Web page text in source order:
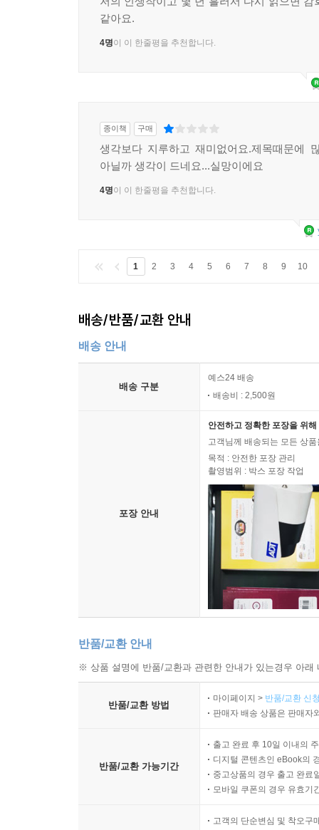
같아요.
4명이 이 한줄평을 추천합니다.
종이책 구매
생각보다 지루하고 재미없어요.제목때문에
아닐까 생각이 드네요...실망이에요
4명이 이 한줄평을 추천합니다.
1 2 3 4 5 6 7 8 9 10
배송/반품/교환 안내
배송 안내
배송 구분
예스24 배송
배송비 : 2,500원
포장 안내
안전하고 정확한 포장을 위
고객님께 배송되는 모든 상
목적 : 안전한 포장 관리
촬영범위 : 박스 포장 작업
반품/교환 안내
※ 상품 설명에 반품/교환과 관련한 안내가 있는경우 아
반품/교환 방법
마이페이지 > 반품/교환 신
판매자 배송 상품은 판매자
반품/교환 가능기간
출고 완료 후 10일 이내의
디지털 콘텐츠인 eBook의
중고상품의 경우 출고 완료
모바일 쿠폰의 경우 유효기
고객의 단순변심 및 착오구